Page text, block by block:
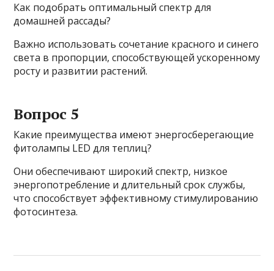
Как подобрать оптимальный спектр для
домашней рассады?
Важно использовать сочетание красного и синего
света в пропорции, способствующей ускоренному
росту и развитии растений.
Вопрос 5
Какие преимущества имеют энергосберегающие
фитолампы LED для теплиц?
Они обеспечивают широкий спектр, низкое
энергопотребление и длительный срок службы,
что способствует эффективному стимулированию
фотосинтеза.